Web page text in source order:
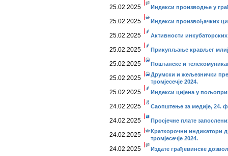
25.02.2025 Индекси производње у
25.02.2025 Индекси произвођачких
25.02.2025 Активности инкубаторских
25.02.2025 Прикупљање крављег
25.02.2025 Поштанске и
25.02.2025
Друмски и жељезнички
тромјесечје 2024.
25.02.2025 Индекси цијена у
24.02.2025 Саопштење за медије, 24.
24.02.2025 Просјечне плате
24.02.2025
Краткорочни индикатори
тромјесечје 2024.
24.02.2025 Издате грађевинске